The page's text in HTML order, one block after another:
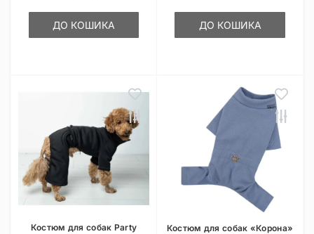
ДО КОШИКА ДО КОШИКА
Костюм для собак Party
Костюм для собак «Корона»